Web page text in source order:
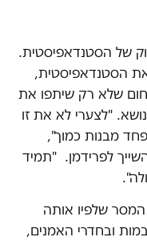
של הסטנדאפיסטית.
הסטנדאפיסטית,
שלא רק שיתפו את
"לצערי לא את זו
מבנות כמוך",
לפרידמן. "תמיד
שלפיו אותה
ובחדרי האמנים,